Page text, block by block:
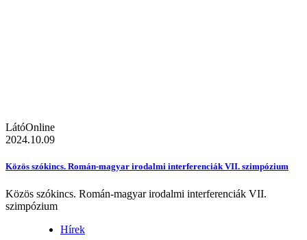
LátóOnline
2024.10.09
Közös szókincs. Román-magyar irodalmi interferenciák VII. szimpózium
Közös szókincs. Román-magyar irodalmi interferenciák VII.
szimpózium
Hírek